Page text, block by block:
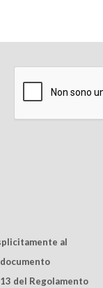
al
del Regolamento